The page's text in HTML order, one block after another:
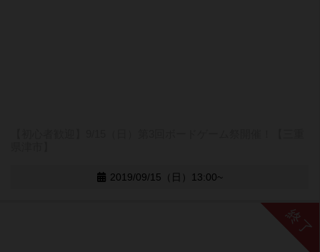
2019/09/15（日）13:00~
終了